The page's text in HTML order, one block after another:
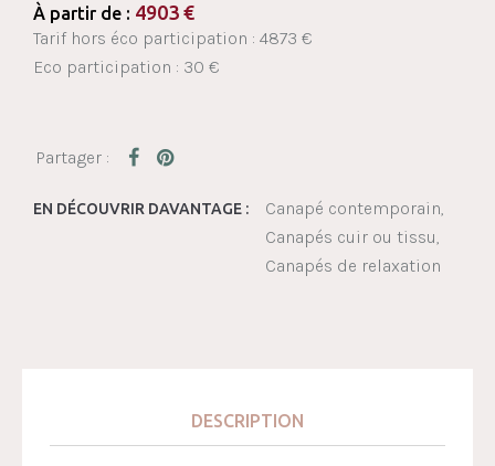
À partir de : 4903 €
Tarif hors éco participation : 4873 €
Eco participation : 30 €
EN DÉCOUVRIR DAVANTAGE :
Canapé contemporain
Canapés cuir ou tissu
Canapés de relaxation
DESCRIPTION